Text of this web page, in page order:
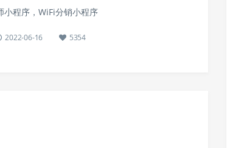
小程序，WiFi分销小程序
2022-06-16 5354